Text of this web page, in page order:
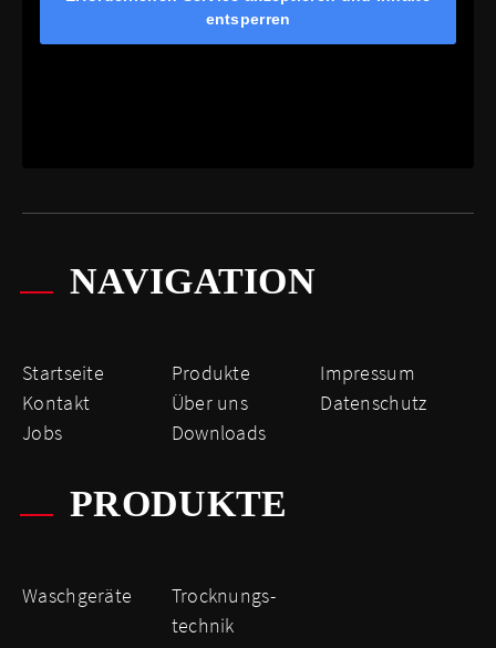
entsperren
NAVIGATION
Startseite Produkte
Impressum
Kontakt
Über uns
Datenschutz
Jobs
Downloads
PRODUKTE
Waschgeräte
Trocknungs­
technik